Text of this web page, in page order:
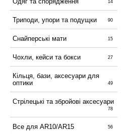
14
Триподи, упори та подущки 90
Снайперські мати 15
Чохли, кейси та бокси 27
Кільця, бази, аксесуари для
оптики
49
Стрілецькі та збройові аксесуари
78
Все для AR10/AR15 56